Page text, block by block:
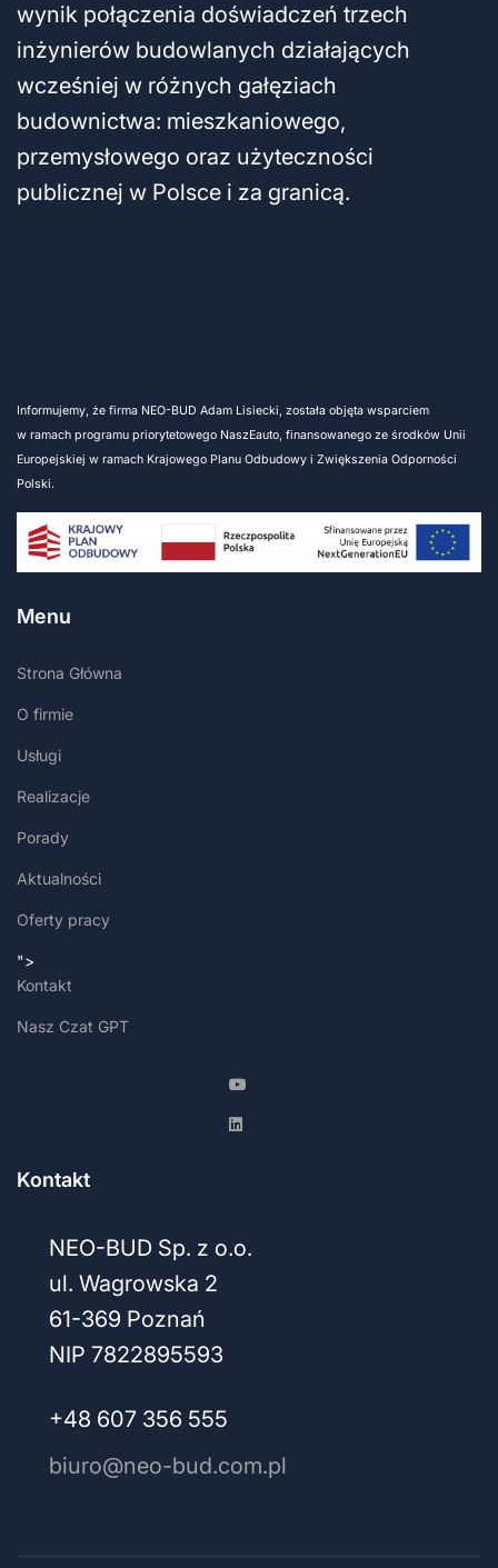
wynik połączenia doświadczeń trzech
inżynierów budowlanych działających
wcześniej w różnych gałęziach
budownictwa: mieszkaniowego,
przemysłowego oraz użyteczności
publicznej w Polsce i za granicą.
Informujemy, że firma NEO-BUD Adam Lisiecki, została objęta wsparciem
w ramach programu priorytetowego NaszEauto, finansowanego ze środków Unii
Europejskiej w ramach Krajowego Planu Odbudowy i Zwiększenia Odporności
Polski.
Menu
Strona Główna
O firmie
Usługi
Realizacje
Porady
Aktualności
Oferty pracy
">
Kontakt
Nasz Czat GPT
Kontakt
NEO-BUD Sp. z o.o.
ul. Wagrowska 2
61-369 Poznań
NIP 7822895593
+48 607 356 555
biuro@neo-bud.com.pl